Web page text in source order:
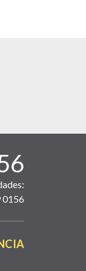
0156
(LINK